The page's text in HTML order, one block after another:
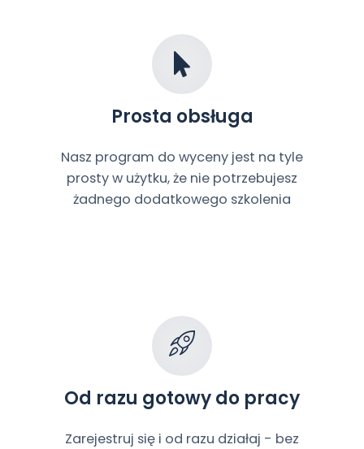
Prosta obsługa
Nasz program do wyceny jest na tyle
prosty w użytku, że nie potrzebujesz
żadnego dodatkowego szkolenia
Od razu gotowy do pracy
Zarejestruj się i od razu działaj - bez